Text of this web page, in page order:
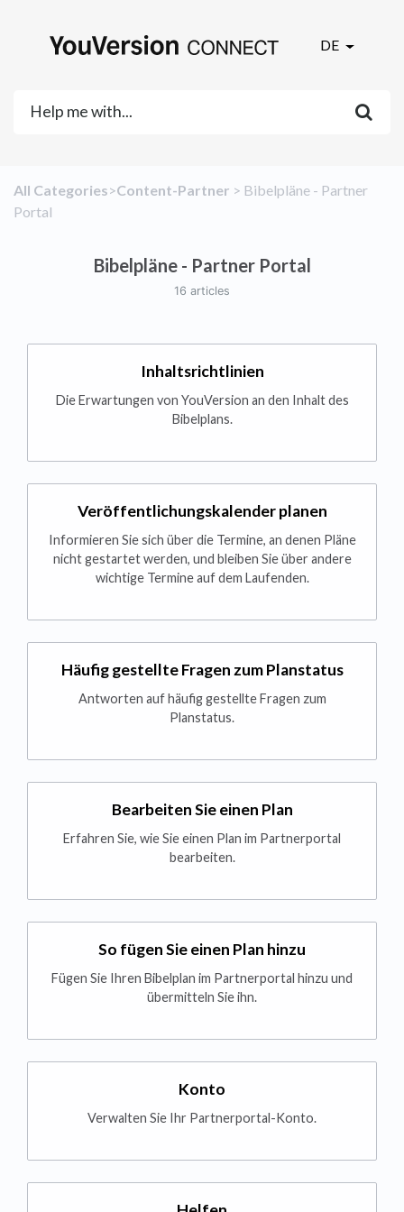
DE
All Categories​>​​Content-Partner ​ > ​ ​Bibelpläne - Partner
Portal
Bibelpläne - Partner Portal
16 articles
Inhaltsrichtlinien
Die Erwartungen von YouVersion an den Inhalt des
Bibelplans.
Veröffentlichungskalender planen
Informieren Sie sich über die Termine, an denen Pläne
nicht gestartet werden, und bleiben Sie über andere
wichtige Termine auf dem Laufenden.
Häufig gestellte Fragen zum Planstatus
Antworten auf häufig gestellte Fragen zum
Planstatus.
Bearbeiten Sie einen Plan
Erfahren Sie, wie Sie einen Plan im Partnerportal
bearbeiten.
So fügen Sie einen Plan hinzu
Fügen Sie Ihren Bibelplan im Partnerportal hinzu und
übermitteln Sie ihn.
Konto
Verwalten Sie Ihr Partnerportal-Konto.